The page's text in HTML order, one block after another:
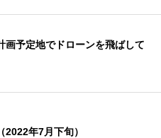
画予定地でドローンを飛ばして
2022年7月下旬）